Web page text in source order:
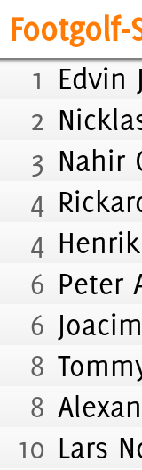
1 Edvin
2
3 Nahir
4
4
6 Peter
6
8
8
10 Lars
Footgolf-